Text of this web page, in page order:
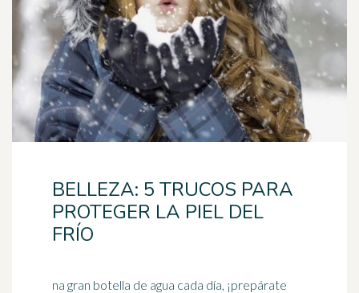
BELLEZA: 5 TRUCOS PARA
PROTEGER LA PIEL DEL
FRÍO
na gran botella de agua cada día, ¡prepárate